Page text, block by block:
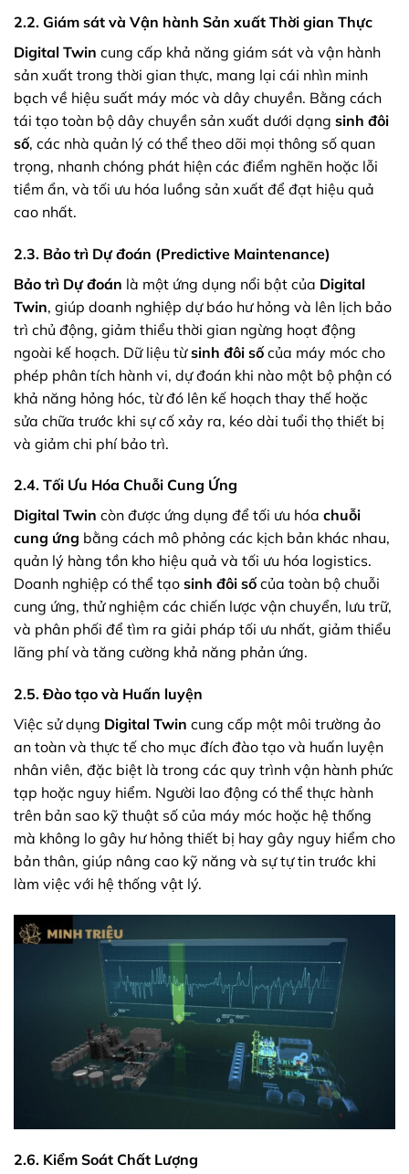
2.2. Giám sát và Vận hành Sản xuất Thời gian Thực
Digital Twin cung cấp khả năng giám sát và vận hành
sản xuất trong thời gian thực, mang lại cái nhìn minh
bạch về hiệu suất máy móc và dây chuyền. Bằng cách
tái tạo toàn bộ dây chuyền sản xuất dưới dạng sinh đôi
số, các nhà quản lý có thể theo dõi mọi thông số quan
trọng, nhanh chóng phát hiện các điểm nghẽn hoặc lỗi
tiềm ẩn, và tối ưu hóa luồng sản xuất để đạt hiệu quả
cao nhất.
2.3. Bảo trì Dự đoán (Predictive Maintenance)
Bảo trì Dự đoán là một ứng dụng nổi bật của Digital
Twin, giúp doanh nghiệp dự báo hư hỏng và lên lịch bảo
trì chủ động, giảm thiểu thời gian ngừng hoạt động
ngoài kế hoạch. Dữ liệu từsinh đôi sốcủa máy móc cho
phép phân tích hành vi, dự đoán khi nào một bộ phận có
khả năng hỏng hóc, từ đó lên kế hoạch thay thế hoặc
sửa chữa trước khi sự cố xảy ra, kéo dài tuổi thọ thiết bị
và giảm chi phí bảo trì.
2.4. Tối Ưu Hóa Chuỗi Cung Ứng
Digital Twin còn được ứng dụng để tối ưu hóa chuỗi
cung ứng bằng cách mô phỏng các kịch bản khác nhau,
quản lý hàng tồn kho hiệu quả và tối ưu hóa logistics.
Doanh nghiệp có thể tạo sinh đôi sốcủa toàn bộ chuỗi
cung ứng, thử nghiệm các chiến lược vận chuyển, lưu trữ,
và phân phối để tìm ra giải pháp tối ưu nhất, giảm thiểu
lãng phí và tăng cường khả năng phản ứng.
2.5. Đào tạo và Huấn luyện
Việc sử dụng Digital Twin cung cấp một môi trường ảo
an toàn và thực tế cho mục đích đào tạo và huấn luyện
nhân viên, đặc biệt là trong các quy trình vận hành phức
tạp hoặc nguy hiểm. Người lao động có thể thực hành
trên bản sao kỹ thuật số của máy móc hoặc hệ thống
mà không lo gây hư hỏng thiết bị hay gây nguy hiểm cho
bản thân, giúp nâng cao kỹ năng và sự tự tin trước khi
làm việc với hệ thống vật lý.
2.6. Kiểm Soát Chất Lượng